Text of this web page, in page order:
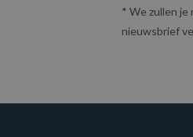
* We zullen je
nieuwsbrief